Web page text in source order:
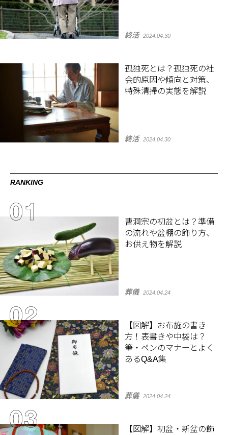
終活 2024.04.30
孤独死とは？孤独死の社
会的原因や傾向と対策、
特殊清掃の実態を解説
終活 2024.04.30
RANKING
曹洞宗の初盆とは？準備
の流れや盆棚の飾り方、
お供え物を解説
葬儀 2024.04.24
【図解】お布施の書き
方！表書きや中袋は？
筆・ペンのマナーとよく
あるQ&A集
葬儀 2024.04.24
【図解】初盆・新盆の飾